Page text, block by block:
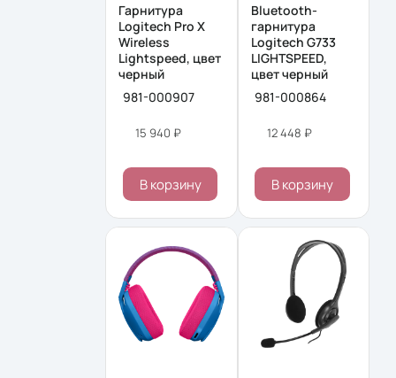
Гарнитура
Logitech Pro X
Wireless
Lightspeed, цвет
черный
981-000907
15 940 ₽
В корзину
Bluetooth-
гарнитура
Logitech G733
LIGHTSPEED,
цвет черный
981-000864
12 448 ₽
В корзину